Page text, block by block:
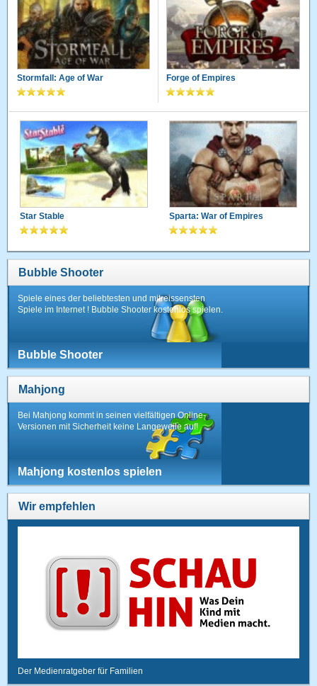
Stormfall: Age of War Forge of Empires
Star Stable Sparta: War of Empires
Bubble Shooter
Spiele eines der beliebtesten und mitreissensten
Spiele im Internet ! Bubble Shooter kostenlos spielen.
Bubble Shooter
Mahjong
Bei Mahjong kommt in seinen vielfältigen Online-
Versionen mit Sicherheit keine Langeweile auf!
Mahjong kostenlos spielen
Wir empfehlen
Der Medienratgeber für Familien